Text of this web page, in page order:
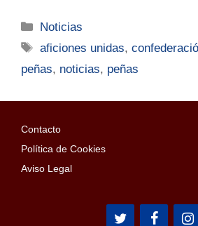
Noticias
aficiones unidas,
peñas, noticias, peñas
Contacto
Política de Cookies
Aviso Legal